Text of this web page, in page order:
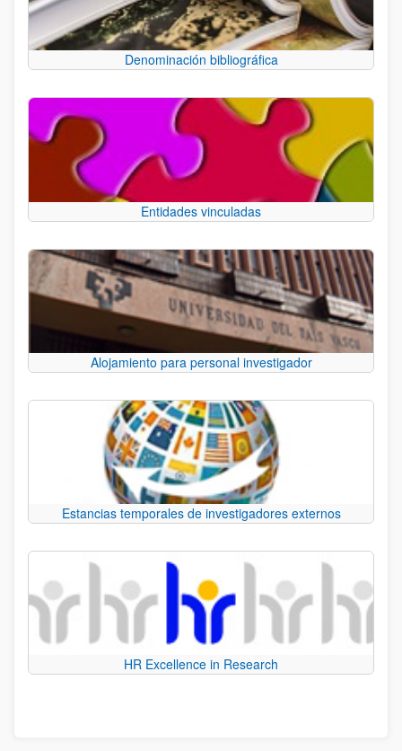
Denominación bibliográfica
Entidades vinculadas
Alojamiento para personal investigador
Estancias temporales de investigadores externos
HR Excellence in Research